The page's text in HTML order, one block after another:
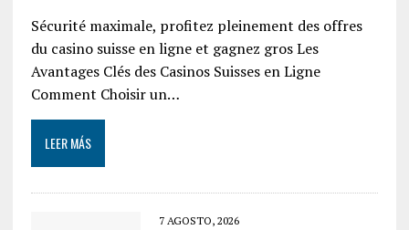
Sécurité maximale, profitez pleinement des offres
du casino suisse en ligne et gagnez gros Les
Avantages Clés des Casinos Suisses en Ligne
Comment Choisir un…
LEER MÁS
7 AGOSTO, 2026